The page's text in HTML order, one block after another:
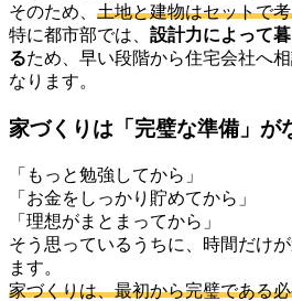
そのため、 土地と建物はセットで
特に都市部では、 設計力によって
るため、早い段階から住宅会社へ
なります。
家づくりは「完璧な準備」が
「もっと勉強してから」
「お金をしっかり貯めてから」
「理想がまとまってから」
そう思っているうちに、時間だけ
ます。
家づくりは、最初から完璧である